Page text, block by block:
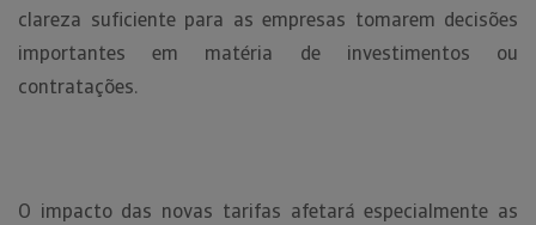
clareza suficiente para as empresas tomarem decisões
importantes em matéria de investimentos ou
contratações.
O impacto das novas tarifas afetará especialmente as